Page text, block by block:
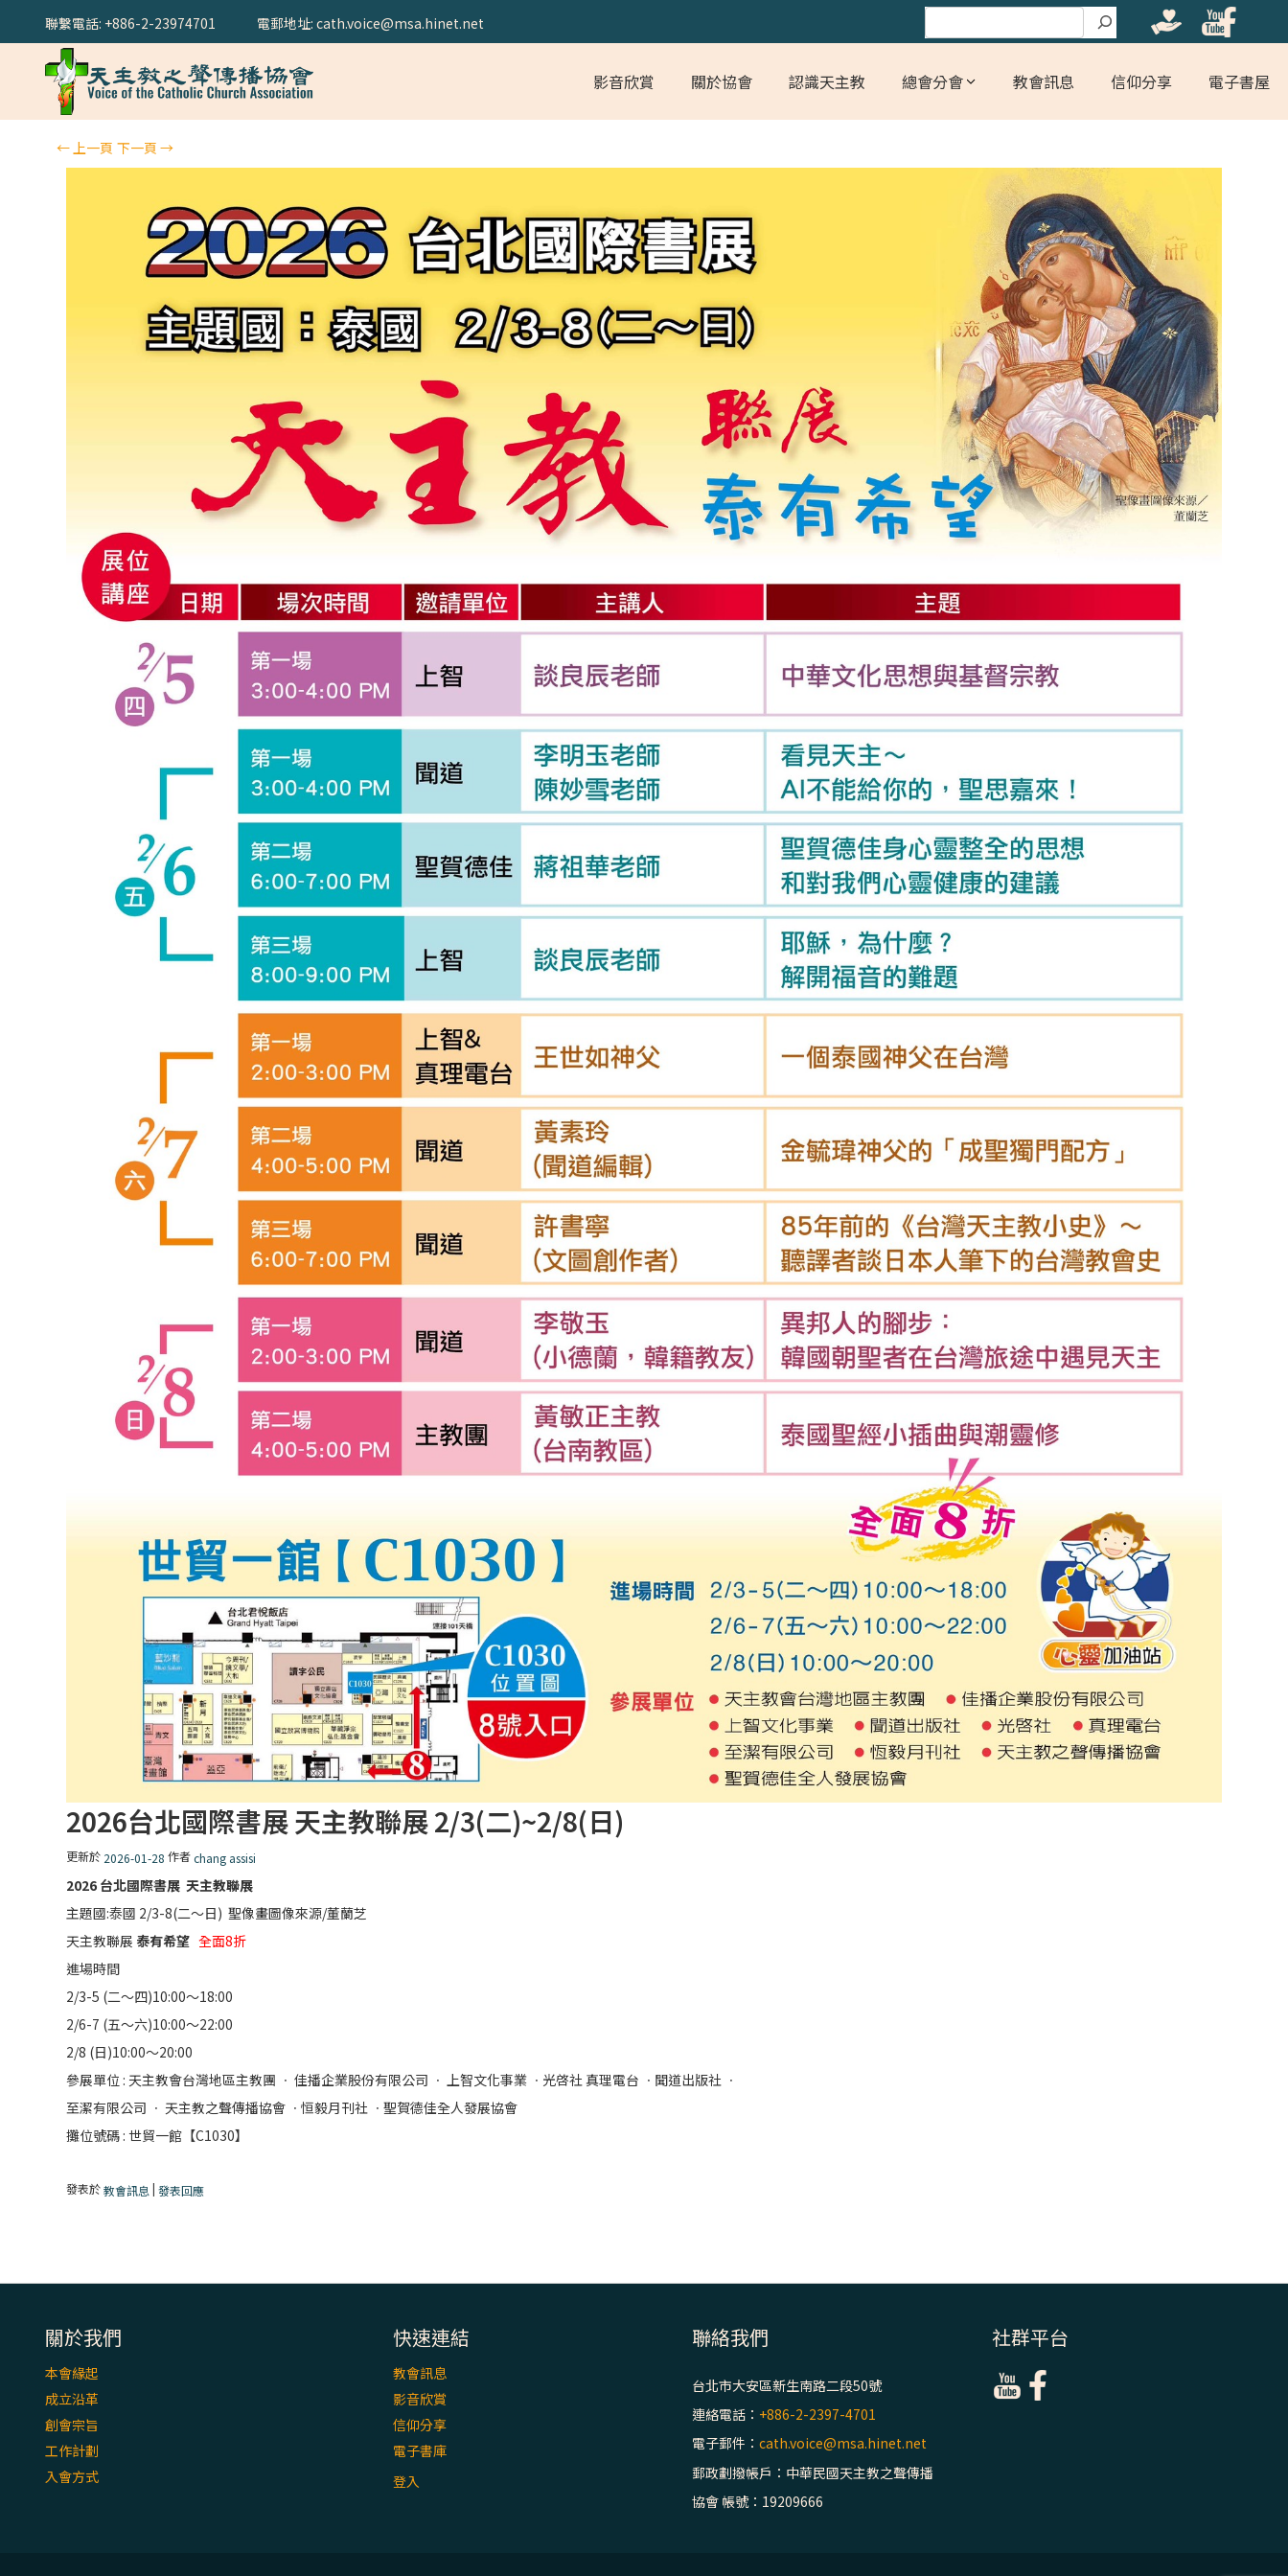
聯繫電話: +886-2-23974701 搜尋
電郵地址: cath.voice@msa.hinet.net
影音欣賞 關於協會 認識天主教 總會分會 教會訊息 信仰分享 電子書屋
←上一頁 下一頁 →
2026台北國際書展 天主教聯展 2/3(二)~2/8(日)
更新於2026-01-28 作者chang assisi
2026 台北國際書展 天主教聯展
主題國:泰國 2/3-8(二〜日) 聖像畫圖像來源/董蘭芝
天主教聯展 泰有希望 全面8折
進場時間
2/3-5 (二〜四)10:00〜18:00
2/6-7 (五〜六)10:00〜22:00
2/8 (日)10:00〜20:00
參展單位 : 天主教會台灣地區主教團 ㆍ 佳播企業股份有限公司 ㆍ 上智文化事業 ㆍ光啓社 真理電台 ㆍ聞道出版社 ㆍ
至潔有限公司 ㆍ 天主教之聲傳播協會 ㆍ恒毅月刊社 ㆍ聖賀德佳全人發展協會
攤位號碼 : 世貿一館【C1030】
發表於教會訊息 | 發表回應
關於我們
本會緣起
成立沿革
創會宗旨
工作計劃
入會方式
快速連結
教會訊息
影音欣賞
信仰分享
電子書庫
登入
聯絡我們
台北市大安區新生南路二段50號
連絡電話： +886-2-2397-4701
電子郵件： cath.voice@msa.hinet.net
郵政劃撥帳戶：中華民國天主教之聲傳播
協會 帳號：19209666
社群平台